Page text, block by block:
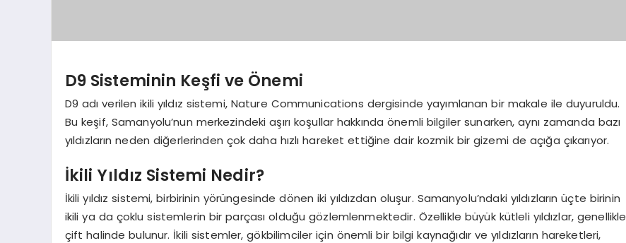
D9 Sisteminin Keşfi ve Önemi
D9 adı verilen ikili yıldız sistemi, Nature Communications dergisinde yayımlanan bir makale ile duyuruldu.
Bu keşif, Samanyolu’nun merkezindeki aşırı koşullar hakkında önemli bilgiler sunarken, aynı zamanda bazı
yıldızların neden diğerlerinden çok daha hızlı hareket ettiğine dair kozmik bir gizemi de açığa çıkarıyor.
İkili Yıldız Sistemi Nedir?
İkili yıldız sistemi, birbirinin yörüngesinde dönen iki yıldızdan oluşur. Samanyolu’ndaki yıldızların üçte birinin
ikili ya da çoklu sistemlerin bir parçası olduğu gözlemlenmektedir. Özellikle büyük kütleli yıldızlar, genellikle
çift halinde bulunur. İkili sistemler, gökbilimciler için önemli bir bilgi kaynağıdır ve yıldızların hareketleri,